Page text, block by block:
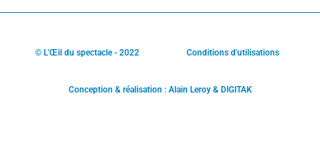
© L'Œil du spectacle - 2022 Conditions d'utilisations
Conception & réalisation : Alain Leroy & DIGITAK